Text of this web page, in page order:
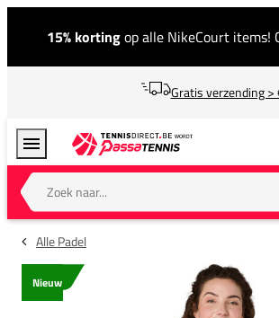
15% kortingop alle NikeCourt items!
Gratis verzending >
Zoek naar...
Alle Padel
Nieuw